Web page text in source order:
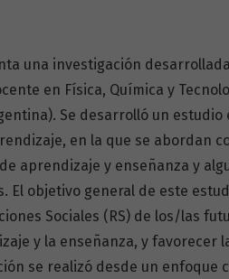
una investigación
en Física, Química y
Se desarrolló un
en la que se abordan
aprendizaje y enseñanza y
El objetivo general de este
Sociales (RS) de los/las
y la enseñanza, y favorecer
se realizó desde un enfoque